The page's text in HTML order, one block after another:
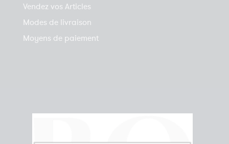
Vendez vos Articles
Modes de livraison
Moyens de paiement